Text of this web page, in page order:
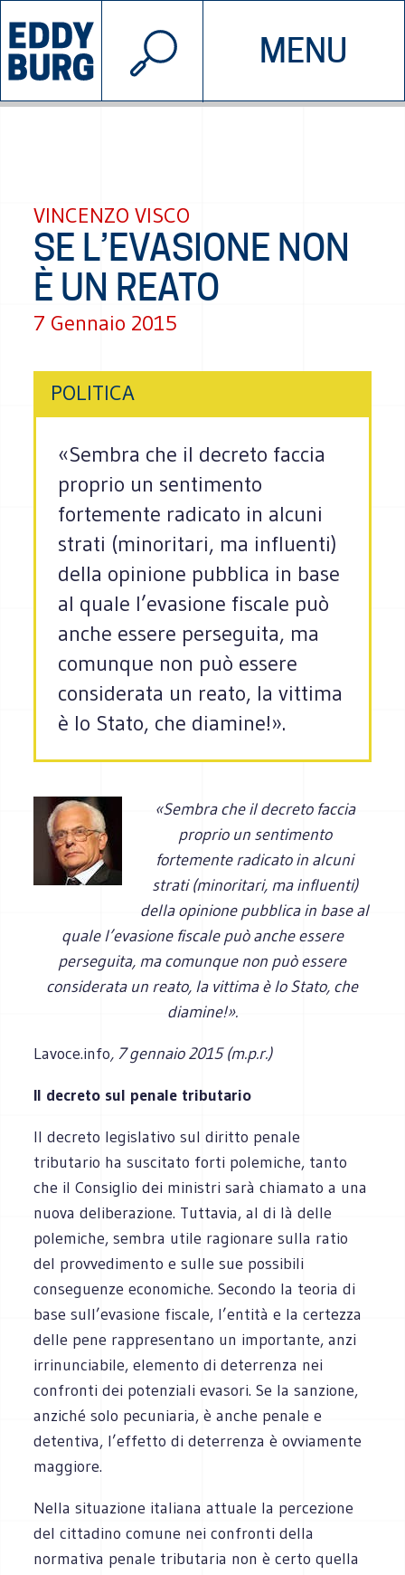
MENU
INIZIATIVE CHI SIAMO
© 2026 EDDYBURG
VINCENZO VISCO
SE L’EVASIONE NON
È UN REATO
7 Gennaio 2015
POLITICA
«Sembra che il decreto faccia
proprio un sentimento
fortemente radicato in alcuni
strati (minoritari, ma influenti)
della opinione pubblica in base
al quale l’evasione fiscale può
anche essere perseguita, ma
comunque non può essere
considerata un reato, la vittima
è lo Stato, che diamine!».
«Sembra che il decreto faccia
proprio un sentimento
fortemente radicato in alcuni
strati (minoritari, ma influenti)
della opinione pubblica in base al
quale l’evasione fiscale può anche essere
perseguita, ma comunque non può essere
considerata un reato, la vittima è lo Stato, che
diamine!».
Lavoce.info, 7 gennaio 2015 (m.p.r.)
Il decreto sul penale tributario
Il decreto legislativo sul diritto penale
tributario ha suscitato forti polemiche, tanto
che il Consiglio dei ministri sarà chiamato a una
nuova deliberazione. Tuttavia, al di là delle
polemiche, sembra utile ragionare sulla ratio
del provvedimento e sulle sue possibili
conseguenze economiche. Secondo la teoria di
base sull’evasione fiscale, l’entità e la certezza
delle pene rappresentano un importante, anzi
irrinunciabile, elemento di deterrenza nei
confronti dei potenziali evasori. Se la sanzione,
anziché solo pecuniaria, è anche penale e
detentiva, l’effetto di deterrenza è ovviamente
maggiore.
Nella situazione italiana attuale la percezione
del cittadino comune nei confronti della
normativa penale tributaria non è certo quella